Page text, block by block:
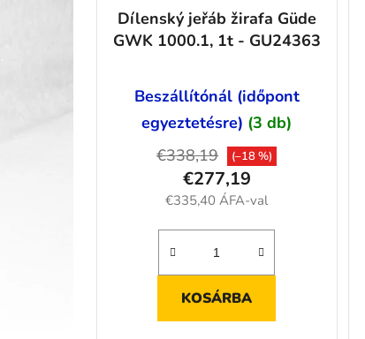
Dílenský jeřáb žirafa Güde
GWK 1000.1, 1t - GU24363
Beszállítónál (időpont
egyeztetésre) (3 db)
€335,40 ÁFA-val
€277,19
€338,19 (–18 %)
KOSÁRBA